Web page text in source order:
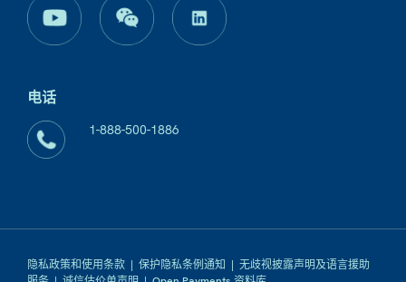
电话
1-888-500-1886
隐私政策和使用条款 | 保护隐私条例通知 | 无歧视披露声明及语言援助